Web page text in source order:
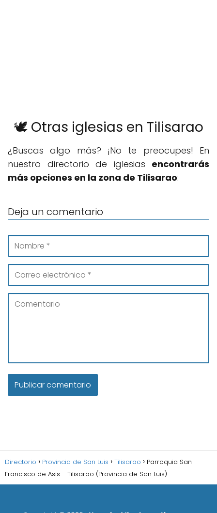
🕊️ Otras iglesias en Tilisarao
¿Buscas algo más? ¡No te preocupes! En
nuestro directorio de iglesias encontrarás
más opciones en la zona de Tilisarao:
Deja un comentario
Directorio Provincia de San Luis Tilisarao
Parroquia San
Francisco de Asis - Tilisarao (Provincia de San Luis)